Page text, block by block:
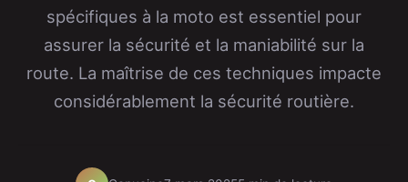
spécifiques à la moto est essentiel pour
assurer la sécurité et la maniabilité sur la
route. La maîtrise de ces techniques impacte
considérablement la sécurité routière.